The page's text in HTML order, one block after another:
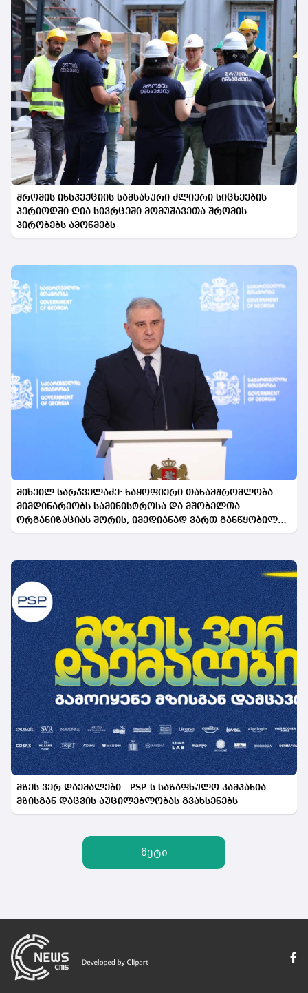
შრომის ინსპექციის სამსახური ძლიერი სიცხეების
პერიოდში ღია სივრცეში მომუშავეთა შრომის
პირობებს ამოწმებს
მიხეილ სარჯველაძე: ნაყოფიერი თანამშრომლობა
მიმდინარეობს სამინისტროსა და მშობელთა
ორგანიზაციას შორის, იმედიანად ვართ განწყობილი,
რომ პროგრამის გაფართოება საკეთილდღეო შედეგს
მზეს ვერ დაემალები - PSP-ს საზაფხულო კამპანია
მზისგან დაცვის აუცილებლობას გვახსენებს
მეტი